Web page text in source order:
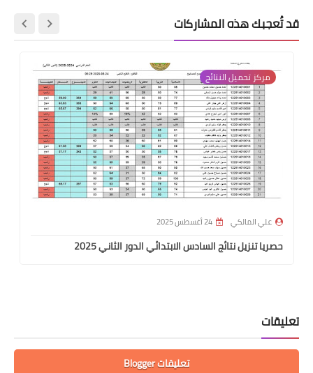
قد تُعجبك هذه المشاركات
مركز تحميل النتائج
علي المالكي 24 أغسطس 2025
حصريا تنزيل نتائج السادس الابتدائي الدور الثاني 2025
تعليقات
تعليقات Blogger